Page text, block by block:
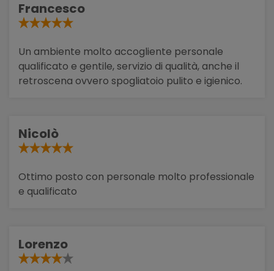
Francesco
Un ambiente molto accogliente personale
qualificato e gentile, servizio di qualità, anche il
retroscena ovvero spogliatoio pulito e igienico.
Nicolò
Ottimo posto con personale molto professionale
e qualificato
Lorenzo